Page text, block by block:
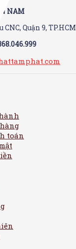
NAM
CNC, Quận 9, TP.HCM
toán